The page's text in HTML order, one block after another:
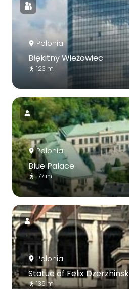
Polonia
Błękitny Wieżowiec
123 m
Polonia
Blue Palace
177 m
Polonia
Statue of Felix
139 m